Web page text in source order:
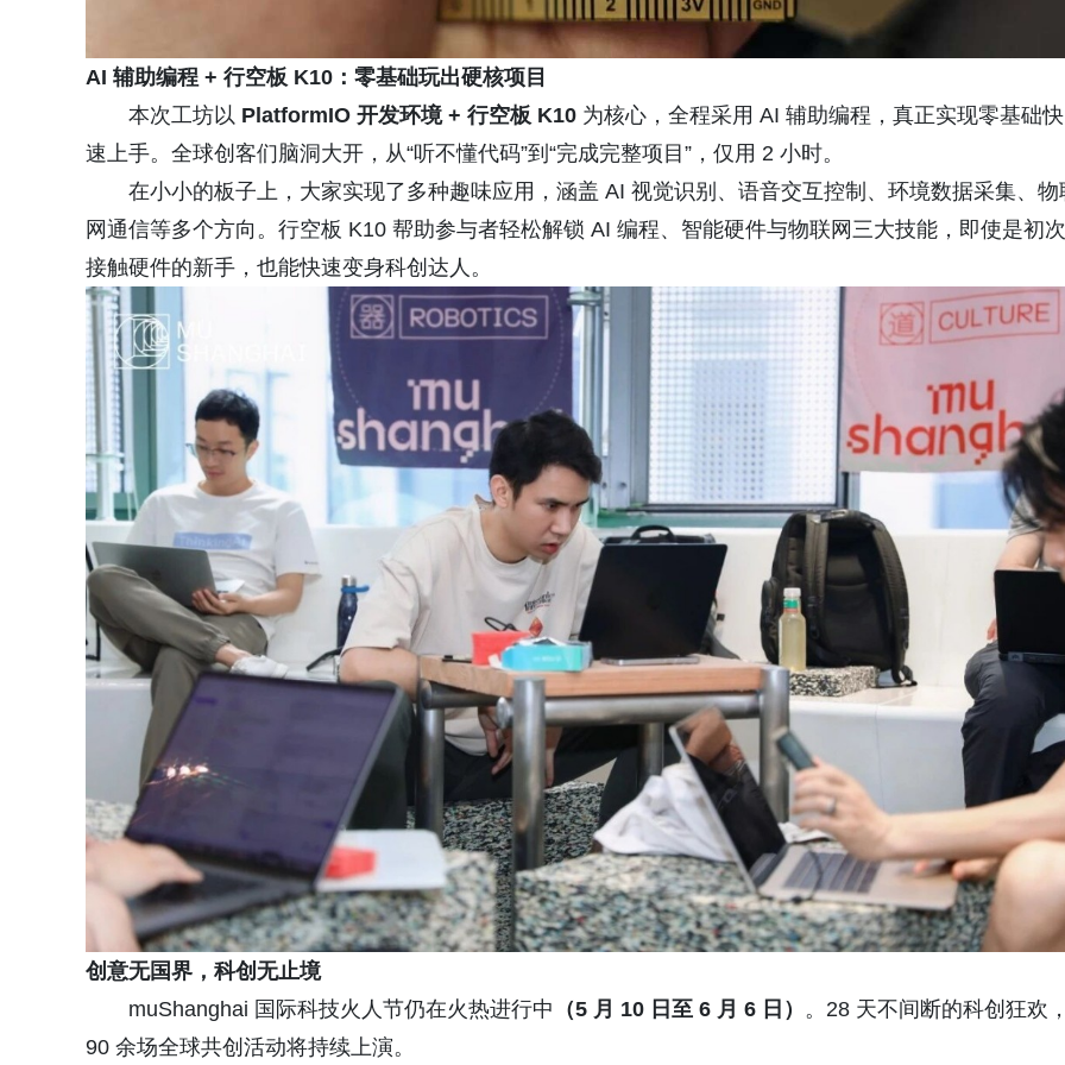
AI 辅助编程 + 行空板 K10：零基础玩出硬核项目
本次工坊以 PlatformIO 开发环境 + 行空板 K10 为核心，全程采用 AI 辅助编程，真正实现零基础快
速上手。全球创客们脑洞大开，从“听不懂代码”到“完成完整项目”，仅用 2 小时。
在小小的板子上，大家实现了多种趣味应用，涵盖 AI 视觉识别、语音交互控制、环境数据采集、物
网通信等多个方向。行空板 K10 帮助参与者轻松解锁 AI 编程、智能硬件与物联网三大技能，即使是初次
接触硬件的新手，也能快速变身科创达人。
创意无国界，科创无止境
muShanghai 国际科技火人节仍在火热进行中 （5 月 10 日至 6 月 6 日） 。28 天不间断的科创狂欢
90 余场全球共创活动将持续上演。